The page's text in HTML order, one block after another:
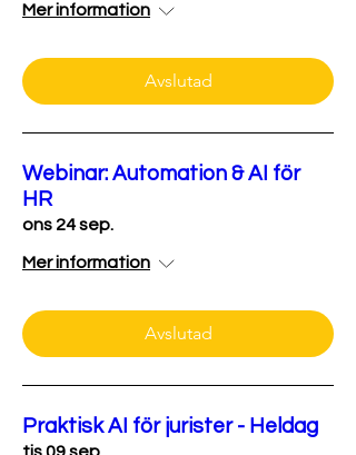
Mer information
Avslutad
Webinar: Automation & AI för
HR
ons 24 sep.
Mer information
Avslutad
Praktisk AI för jurister - Heldag